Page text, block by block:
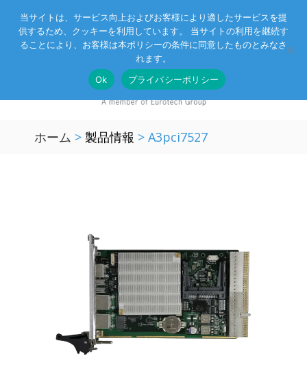
Eurotechグループ お客様サポート お問い合わせ
ホーム > 製品情報 > A3pci7527
当サイトは、サービス向上およびお客様により適したサービスを提
供するため、クッキーを利用しています。 当サイトの利用を継続す
ることにより、お客様は本ポリシーの条件に同意したものとみなさ
れます。
Ok
プライバシーポリシー